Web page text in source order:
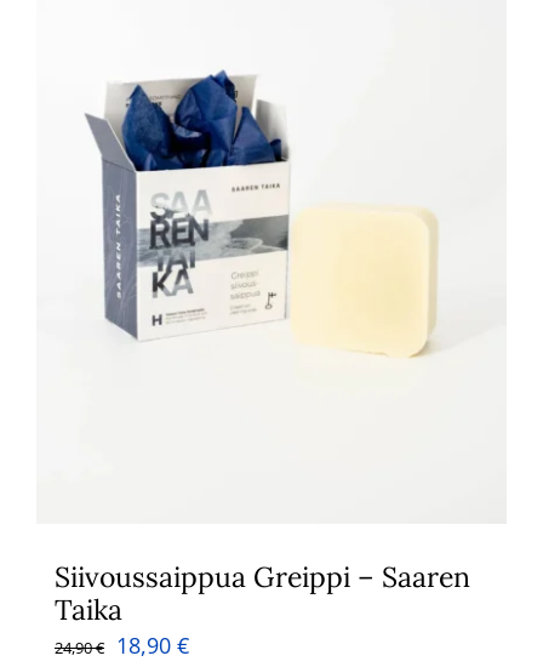
Siivoussaippua Greippi – Saaren
Taika
24,90€
Alkuperäinen
18,90 €Nykyinen